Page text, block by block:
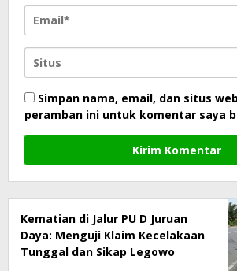
Simpan nama, email, dan situs
peramban ini untuk komentar saya
Kematian di Jalur PU D Juruan
Daya: Menguji Klaim Kecelakaan
Tunggal dan Sikap Legowo